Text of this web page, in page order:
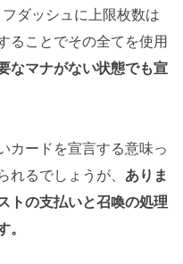
ダッシュに上限枚数は
ることでその全てを使用
なマナがない状態でも宣
カードを宣言する意味っ
るでしょうが、 ありま
トの支払いと召喚の処理